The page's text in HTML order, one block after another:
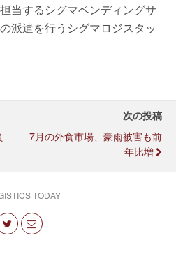
当するシグマベンディングサ
派遣を行うシグマロジスタッ
次の投稿
7月の外食市場、豪雨被害も前
年比増
TODAY